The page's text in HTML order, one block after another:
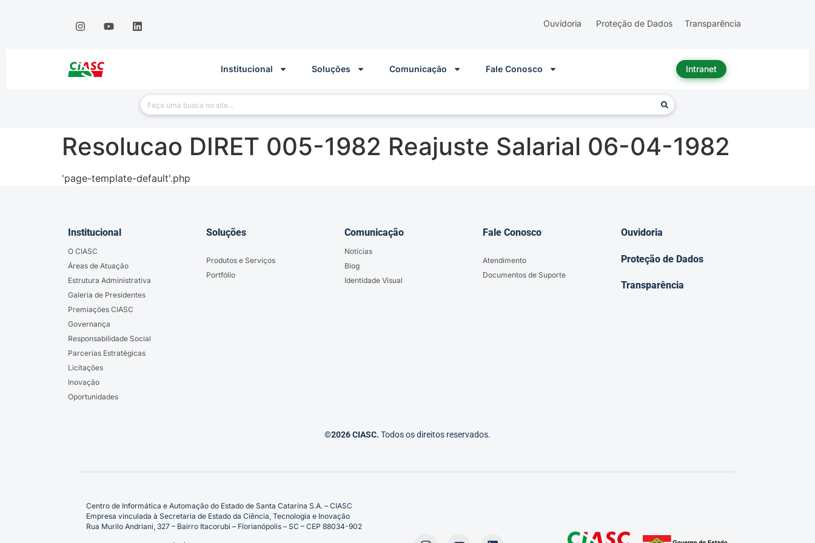
Ouvidoria Proteção de Dados Transparência
Institucional Soluções Comunicação Fale Conosco Intranet
Resolucao DIRET 005-1982 Reajuste Salarial 06-04-1982
'page-template-default'.php
Institucional
O CIASC
Áreas de Atuação
Estrutura Administrativa
Galeria de Presidentes
Premiações CIASC
Governança
Responsabilidade Social
Parcerias Estratégicas
Licitações
Inovação
Oportunidades
Soluções
Produtos e Serviços
Portfólio
Comunicação
Notícias
Blog
Identidade Visual
Fale Conosco
Atendimento
Documentos de Suporte
Ouvidoria
Proteção de Dados
Transparência
©2026 CIASC. Todos os direitos reservados.
Centro de Informática e Automação do Estado de Santa Catarina S.A. – CIASC
Empresa vinculada à Secretaria de Estado da Ciência, Tecnologia e Inovação
Rua Murilo Andriani, 327 – Bairro Itacorubi – Florianópolis – SC – CEP 88034-902